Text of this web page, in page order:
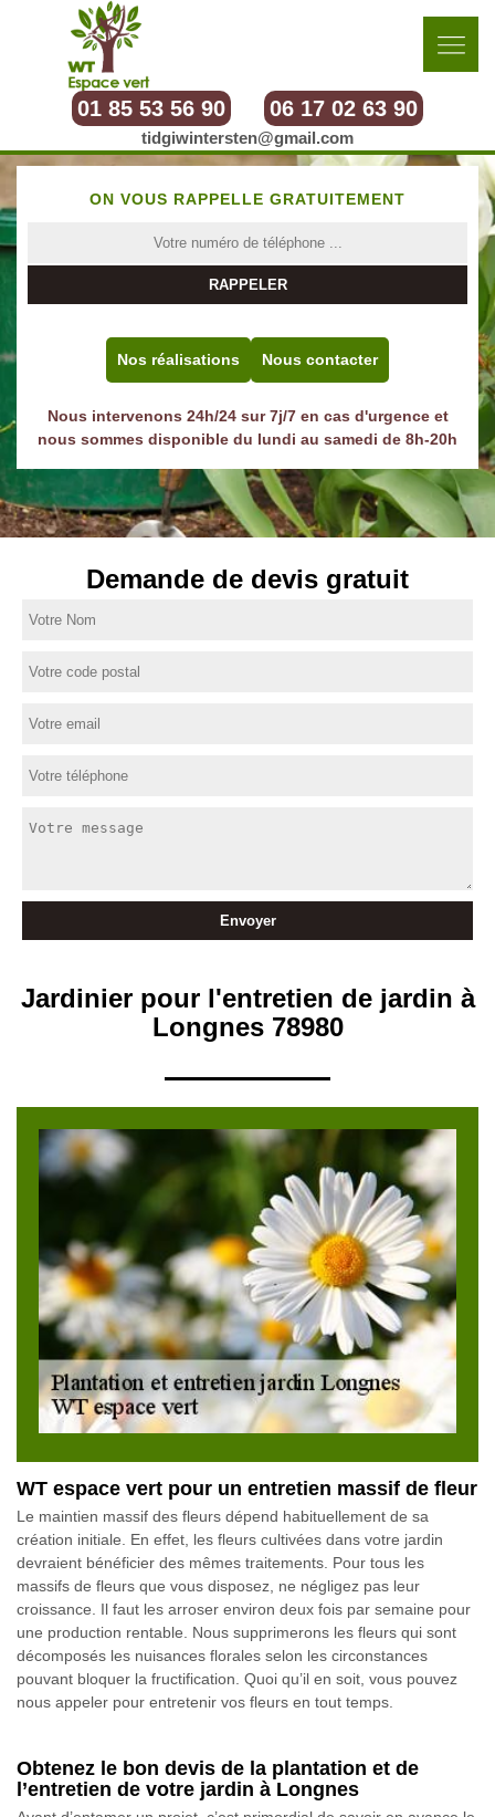
01 85 53 56 90 06 17 02 63 90
tidgiwintersten@gmail.com
ON VOUS RAPPELLE GRATUITEMENT
Nos réalisations Nous contacter
Nous intervenons 24h/24 sur 7j/7 en cas d'urgence et
nous sommes disponible du lundi au samedi de 8h-20h
Demande de devis gratuit
Jardinier pour l'entretien de jardin à
Longnes 78980
WT espace vert pour un entretien massif de fleur
Le maintien massif des fleurs dépend habituellement de sa
création initiale. En effet, les fleurs cultivées dans votre jardin
devraient bénéficier des mêmes traitements. Pour tous les
massifs de fleurs que vous disposez, ne négligez pas leur
croissance. Il faut les arroser environ deux fois par semaine pour
une production rentable. Nous supprimerons les fleurs qui sont
décomposés les nuisances florales selon les circonstances
pouvant bloquer la fructification. Quoi qu’il en soit, vous pouvez
nous appeler pour entretenir vos fleurs en tout temps.
Obtenez le bon devis de la plantation et de
l’entretien de votre jardin à Longnes